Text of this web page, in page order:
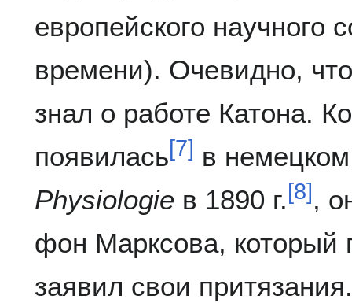
европейского научного
времени). Очевидно,
знал о работе Катона.
появилась[7] в
Physiologie в 1890 г. [8] ,
фон Марксова, который
заявил свои